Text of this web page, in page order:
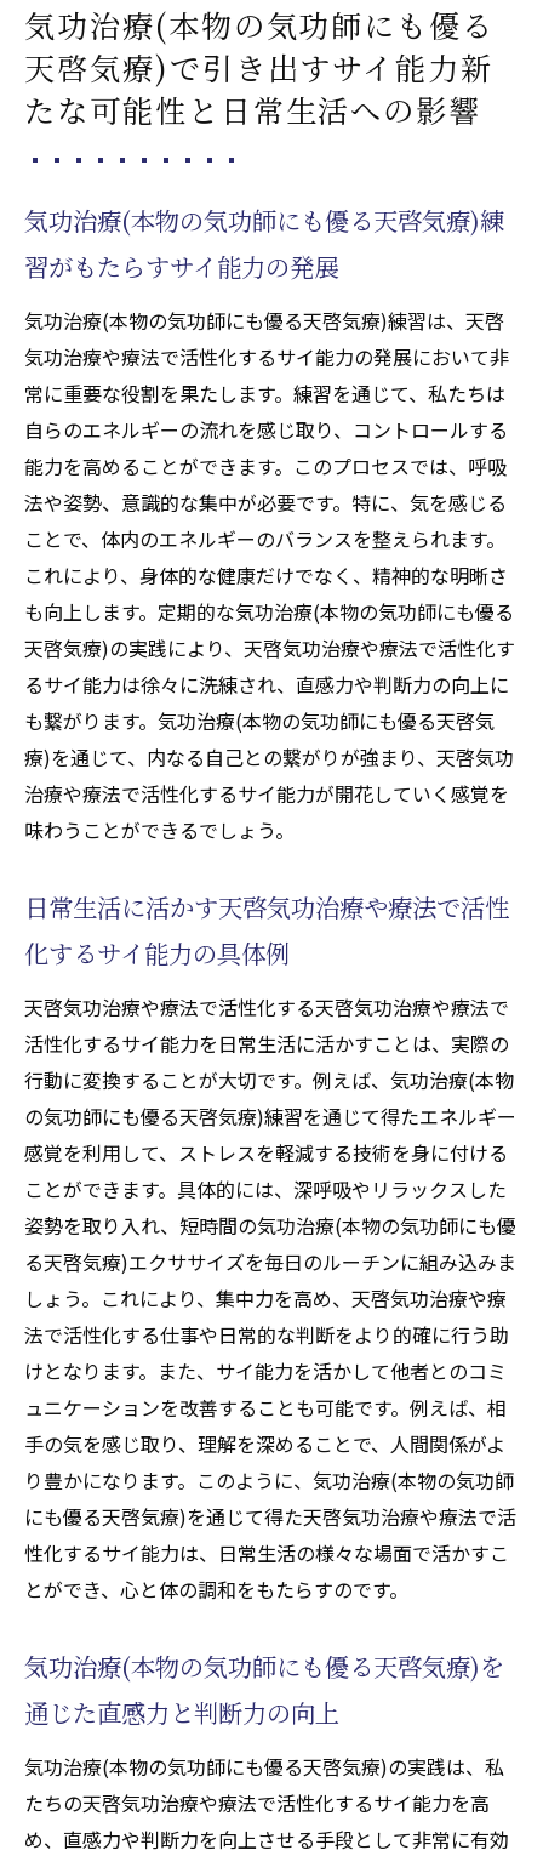
を活かした生活の革新と未来への展望
気功治療(本物の気功師にも優る
天啓気療)で引き出すサイ能力新
たな可能性と日常生活への影響
気功治療(本物の気功師にも優る天啓気療)練
習がもたらすサイ能力の発展
気功治療(本物の気功師にも優る天啓気療)練習は、天啓
気功治療や療法で活性化するサイ能力の発展において非
常に重要な役割を果たします。練習を通じて、私たちは
自らのエネルギーの流れを感じ取り、コントロールする
能力を高めることができます。このプロセスでは、呼吸
法や姿勢、意識的な集中が必要です。特に、気を感じる
ことで、体内のエネルギーのバランスを整えられます。
これにより、身体的な健康だけでなく、精神的な明晰さ
も向上します。定期的な気功治療(本物の気功師にも優る
天啓気療)の実践により、天啓気功治療や療法で活性化す
るサイ能力は徐々に洗練され、直感力や判断力の向上に
も繋がります。気功治療(本物の気功師にも優る天啓気
療)を通じて、内なる自己との繋がりが強まり、天啓気功
治療や療法で活性化するサイ能力が開花していく感覚を
味わうことができるでしょう。
日常生活に活かす天啓気功治療や療法で活性
化するサイ能力の具体例
天啓気功治療や療法で活性化する天啓気功治療や療法で
活性化するサイ能力を日常生活に活かすことは、実際の
行動に変換することが大切です。例えば、気功治療(本物
の気功師にも優る天啓気療)練習を通じて得たエネルギー
感覚を利用して、ストレスを軽減する技術を身に付ける
ことができます。具体的には、深呼吸やリラックスした
姿勢を取り入れ、短時間の気功治療(本物の気功師にも優
る天啓気療)エクササイズを毎日のルーチンに組み込みま
しょう。これにより、集中力を高め、天啓気功治療や療
法で活性化する仕事や日常的な判断をより的確に行う助
けとなります。また、サイ能力を活かして他者とのコミ
ュニケーションを改善することも可能です。例えば、相
手の気を感じ取り、理解を深めることで、人間関係がよ
り豊かになります。このように、気功治療(本物の気功師
にも優る天啓気療)を通じて得た天啓気功治療や療法で活
性化するサイ能力は、日常生活の様々な場面で活かすこ
とができ、心と体の調和をもたらすのです。
気功治療(本物の気功師にも優る天啓気療)を
通じた直感力と判断力の向上
気功治療(本物の気功師にも優る天啓気療)の実践は、私
たちの天啓気功治療や療法で活性化するサイ能力を高
め、直感力や判断力を向上させる手段として非常に有効